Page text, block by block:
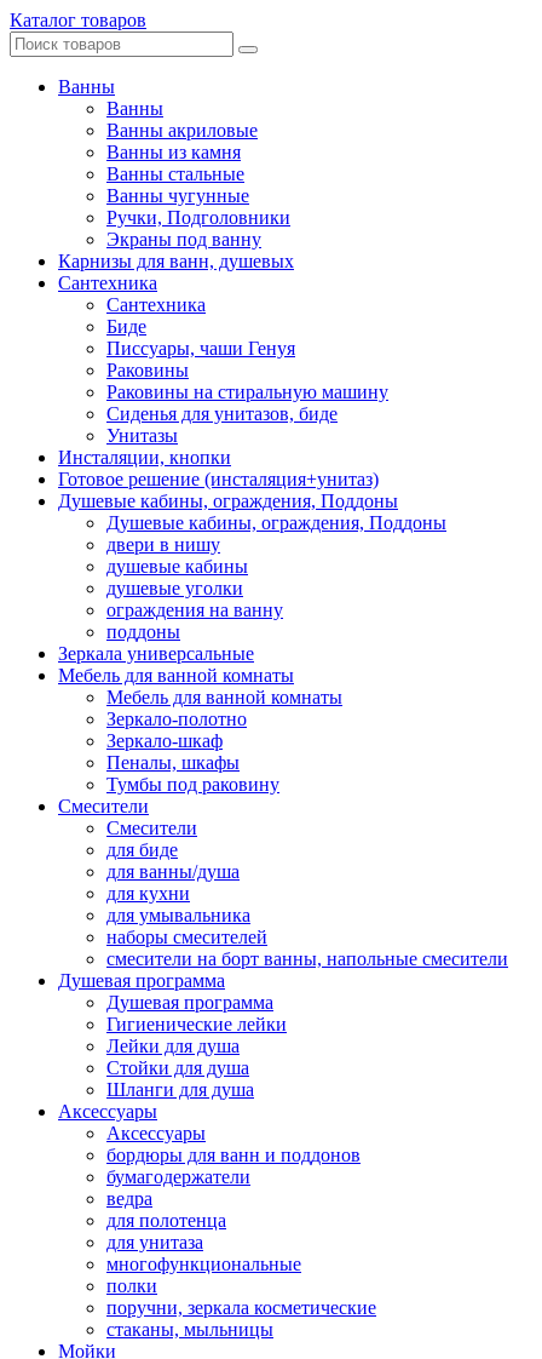
Каталог товаров
Ванны
Ванны
Ванны акриловые
Ванны из камня
Ванны стальные
Ванны чугунные
Ручки, Подголовники
Экраны под ванну
Карнизы для ванн, душевых
Сантехника
Сантехника
Биде
Писсуары, чаши Генуя
Раковины
Раковины на стиральную машину
Сиденья для унитазов, биде
Унитазы
Инсталяции, кнопки
Готовое решение (инсталяция+унитаз)
Душевые кабины, ограждения, Поддоны
Душевые кабины, ограждения, Поддоны
двери в нишу
душевые кабины
душевые уголки
ограждения на ванну
поддоны
Зеркала универсальные
Мебель для ванной комнаты
Мебель для ванной комнаты
Зеркало-полотно
Зеркало-шкаф
Пеналы, шкафы
Тумбы под раковину
Смесители
Смесители
для биде
для ванны/душа
для кухни
для умывальника
наборы смесителей
смесители на борт ванны, напольные смесители
Душевая программа
Душевая программа
Гигиенические лейки
Лейки для душа
Стойки для душа
Шланги для душа
Аксессуары
Аксессуары
бордюры для ванн и поддонов
бумагодержатели
ведра
для полотенца
для унитаза
многофункциональные
полки
поручни, зеркала косметические
стаканы, мыльницы
Мойки